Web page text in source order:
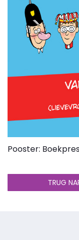
Pooster:
TRUG